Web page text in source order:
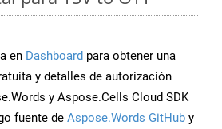
en Dashboard para obtener una
y detalles de autorización
y Aspose.Cells Cloud SDK
fuente de Aspose.Words GitHub y